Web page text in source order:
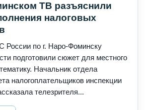
ТВ разъяснили
налоговых
России по г. Наро-Фоминску
подготовили сюжет для местного
Начальник отдела
налогоплательщиков инспекции
телезрителя...